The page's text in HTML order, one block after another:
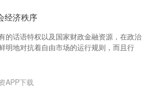
经济秩序
的话语特权以及国家财政金融资源，在政治
明地对抗着自由市场的运行规则，而且行
APP下载
300 4651.31 -6.85 -0.15%